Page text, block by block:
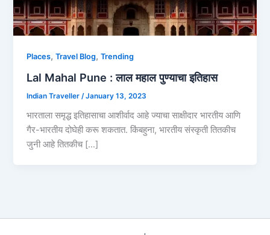
Places,Travel Blog,Trending
Lal Mahal Pune : लाल महाल पुण्याचा इतिहास
Indian Traveller /January 13, 2023
भारताला समृद्ध इतिहासाचा आशीर्वाद आहे ज्याचा साक्षीदार भारतीय आणि
गैर-भारतीय दोघेही करू शकतात. किंबहुना, भारतीय संस्कृती तितकीच
जुनी आहे तितकीच […]